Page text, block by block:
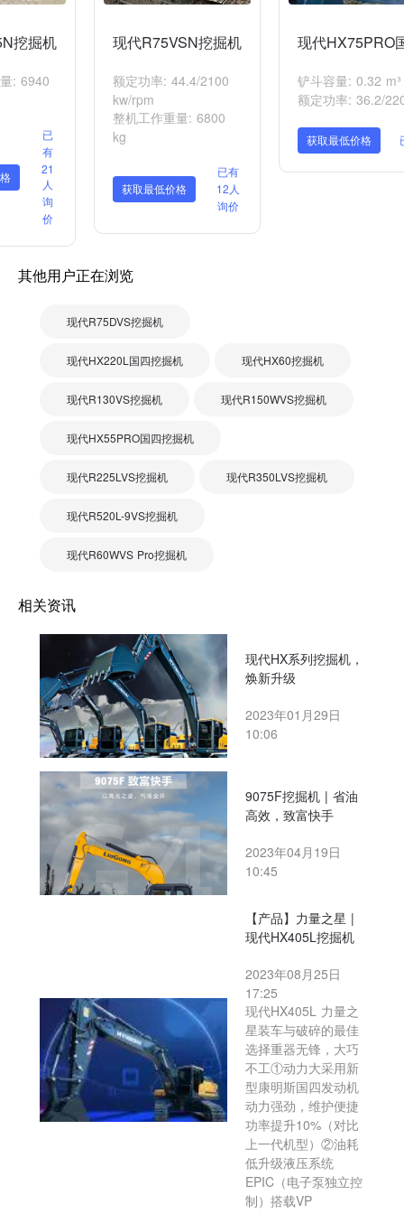
挖掘机
: 6940
已
有
21
人
询
价
现代R75VSN挖掘机
额定功率: 44.4/2100
kw/rpm
整机工作重量: 6800
kg
获取最低价格
已有
12人
询价
现代HX75PRO
铲斗容量: 0.32 m³
额定功率: 36.2/
获取最低价格
其他用户正在浏览
现代R75DVS挖掘机
现代HX220L国四挖掘机 现代HX60挖掘机
现代R130VS挖掘机 现代R150WVS挖掘机
现代HX55PRO国四挖掘机
现代R225LVS挖掘机 现代R350LVS挖掘机
现代R520L-9VS挖掘机
现代R60WVS Pro挖掘机
相关资讯
现代HX系列挖掘机，
焕新升级
2023年01月29日
10:06
9075F挖掘机 | 省油
高效，致富快手
2023年04月19日
10:45
【产品】力量之星 |
现代HX405L挖掘机
2023年08月25日
17:25
现代HX405L 力量之
星装车与破碎的最佳
选择重器无锋，大巧
不工①动力大采用新
型康明斯国四发动机
动力强劲，维护便捷
功率提升10%（对比
上一代机型）②油耗
低升级液压系统
EPIC（电子泵独立控
制）搭载VP